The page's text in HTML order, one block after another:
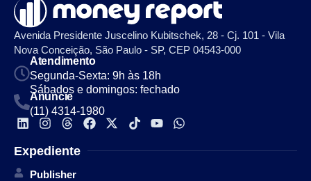
Avenida Presidente Juscelino Kubitschek, 28 - Cj. 101 - Vila
Nova Conceição, São Paulo - SP, CEP 04543-000
Atendimento
Segunda-Sexta: 9h às 18h
Sábados e domingos: fechado
Anuncie
(11) 4314-1980
Expediente
Publisher